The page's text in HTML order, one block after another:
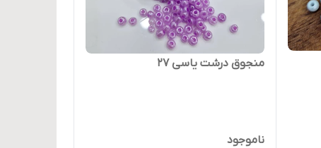
منجوق درشت یاسی ۲۷
ناموجود